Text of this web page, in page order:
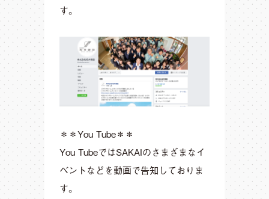
す。
＊＊You Tube＊＊
You TubeではSAKAIのさまざまなイ
ベントなどを動画で告知しておりま
す。